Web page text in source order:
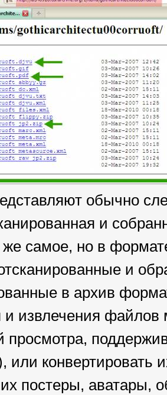
обычно
и
же самое, но в
и
в архив
и извлечения
просмотра,
или конвертировать
постеры, аватары,